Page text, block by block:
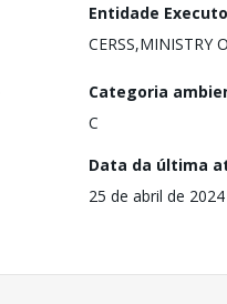
Entidade
CERSS,MINISTRY
Categoria
C
Data da última
25 de abril de 2024